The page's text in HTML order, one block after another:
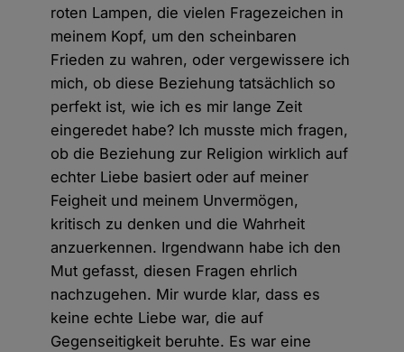
roten Lampen, die vielen Fragezeichen in
meinem Kopf, um den scheinbaren
Frieden zu wahren, oder vergewissere ich
mich, ob diese Beziehung tatsächlich so
perfekt ist, wie ich es mir lange Zeit
eingeredet habe? Ich musste mich fragen,
ob die Beziehung zur Religion wirklich auf
echter Liebe basiert oder auf meiner
Feigheit und meinem Unvermögen,
kritisch zu denken und die Wahrheit
anzuerkennen. Irgendwann habe ich den
Mut gefasst, diesen Fragen ehrlich
nachzugehen. Mir wurde klar, dass es
keine echte Liebe war, die auf
Gegenseitigkeit beruhte. Es war eine